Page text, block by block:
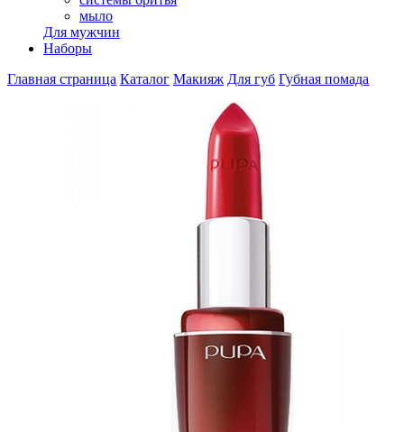
мыло
Для мужчин
Наборы
Главная страница Каталог Макияж Для губ Губная помада